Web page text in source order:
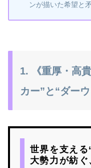
ンが描いた希望と
1. 《重厚・高
カー”と“ダー
世界を支え
大勢力が紡